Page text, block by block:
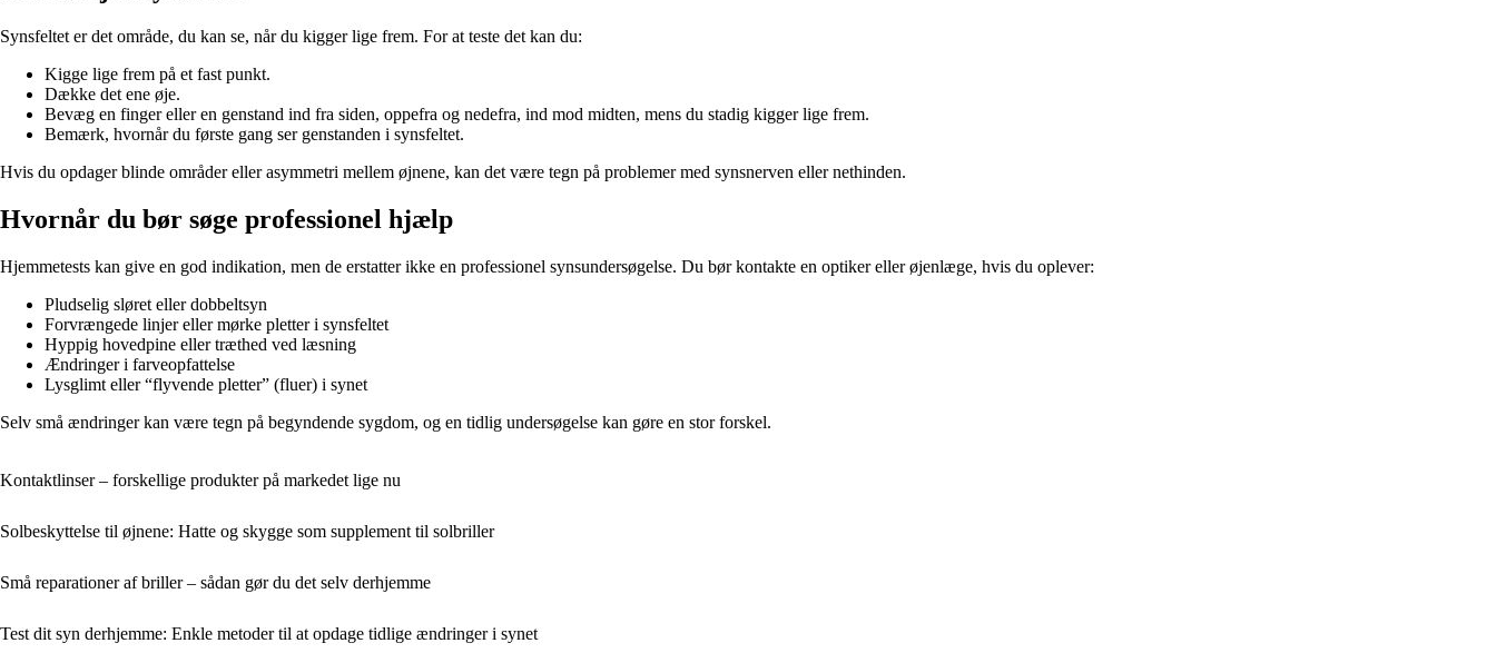
Synsfeltet er det område, du kan se, når du kigger lige frem. For at teste det kan du:
Kigge lige frem på et fast punkt.
Dække det ene øje.
Bevæg en finger eller en genstand ind fra siden, oppefra og nedefra, ind mod midten, mens du stadig kigger lige frem.
Bemærk, hvornår du første gang ser genstanden i synsfeltet.
Hvis du opdager blinde områder eller asymmetri mellem øjnene, kan det være tegn på problemer med synsnerven eller nethinden.
Hvornår du bør søge professionel hjælp
Hjemmetests kan give en god indikation, men de erstatter ikke en professionel synsundersøgelse. Du bør kontakte en optiker eller øjenlæge, hvis du oplever:
Pludselig sløret eller dobbeltsyn
Forvrængede linjer eller mørke pletter i synsfeltet
Hyppig hovedpine eller træthed ved læsning
Ændringer i farveopfattelse
Lysglimt eller “flyvende pletter” (fluer) i synet
Selv små ændringer kan være tegn på begyndende sygdom, og en tidlig undersøgelse kan gøre en stor forskel.
Kontaktlinser – forskellige produkter på markedet lige nu
Solbeskyttelse til øjnene: Hatte og skygge som supplement til solbriller
Små reparationer af briller – sådan gør du det selv derhjemme
Test dit syn derhjemme: Enkle metoder til at opdage tidlige ændringer i synet